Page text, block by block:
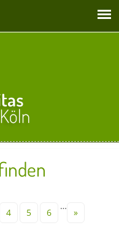
4 5 6
…
»